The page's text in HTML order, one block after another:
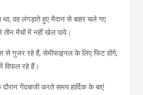
वह लंगड़ाते हुए मैदान से बाहर चले गए
मैचों में नहीं खेल पाये।
से गुजर रहे हैं, सेमीफाइनल के लिए फिट होंगे,
विफल रहे हैं।
गेंदबाजी करते समय हार्दिक के बाएं